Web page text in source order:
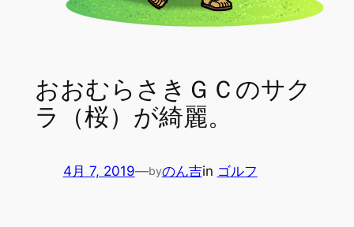
おおむらさきＧＣのサク
ラ（桜）が綺麗。
4月 7, 2019—byのん吉in ゴルフ